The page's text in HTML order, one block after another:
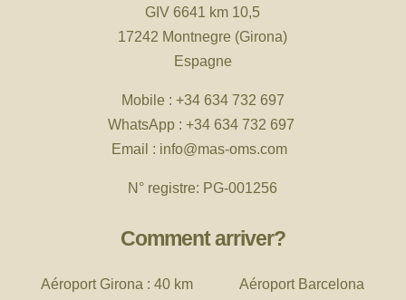
GIV 6641 km 10,5
17242 Montnegre (Girona)
Espagne
Mobile : +34 634 732 697
WhatsApp : +34 634 732 697
Email : info@mas-oms.com
N° registre: PG-001256
Comment arriver?
Aéroport Girona : 40 km Aéroport Barcelona